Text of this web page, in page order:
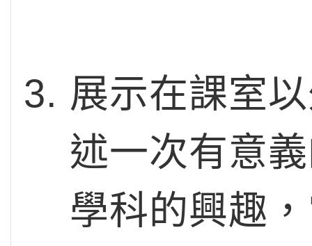
展示在課室
述一次有意
學科的興趣